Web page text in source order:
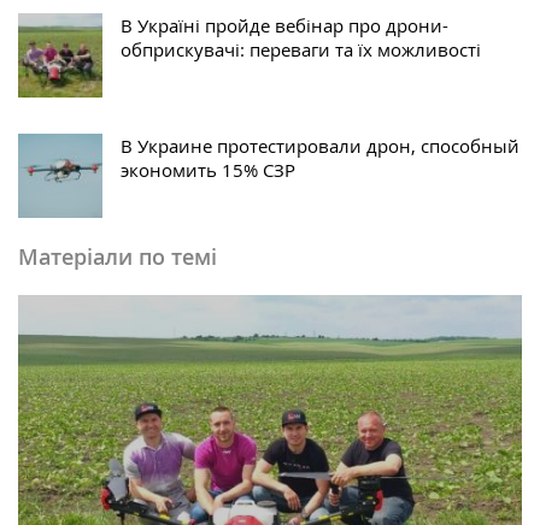
В Україні пройде вебінар про дрони-
обприскувачі: переваги та їх можливості
В Украине протестировали дрон, способный
экономить 15% СЗР
Матеріали по темі